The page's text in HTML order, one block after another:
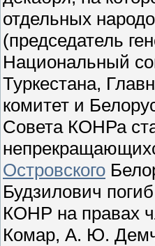
отдельных
(председатель
Национальный
Туркестана,
комитет и
Совета КОНРа
Островского
Будзилович
КОНР на правах
Комар, А. Ю.